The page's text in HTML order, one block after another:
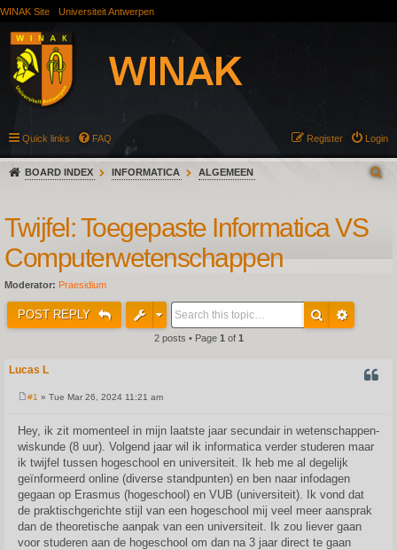
WINAK Site Universiteit Antwerpen
Quick links FAQ Login
Register
BOARD INDEX INFORMATICA ALGEMEEN
Twijfel: Toegepaste Informatica VS
Computerwetenschappen
Moderator: Praesidium
POST REPLY
2 posts • Page 1 of 1
Lucas L
t
#1 » Tue Mar 26, 2024 11:21 am
Hey, ik zit momenteel in mijn laatste jaar secundair in wetenschappen-
wiskunde (8 uur). Volgend jaar wil ik informatica verder studeren maar
ik twijfel tussen hogeschool en universiteit. Ik heb me al degelijk
geïnformeerd online (diverse standpunten) en ben naar infodagen
gegaan op Erasmus (hogeschool) en VUB (universiteit). Ik vond dat
de praktischgerichte stijl van een hogeschool mij veel meer aansprak
dan de theoretische aanpak van een universiteit. Ik zou liever gaan
voor studeren aan de hogeschool om dan na 3 jaar direct te gaan